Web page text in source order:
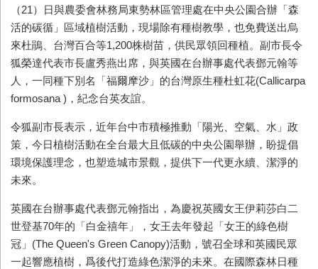
（21）日與農委會林務局東勢林區管理處在中央公園合辦「森
活的碳循」區域植樹活動，現場除有種樹教學，也免費送出烏
來杜鵑、台灣百合等1,200株樹苗，供民眾領回種植。副市長令
狐榮達代表市長盧秀燕出席，與英國在台辦事處代表鄧元翰等
人，一同種下別名「福爾摩沙」的台灣原生種杜虹花(Callicarpa
formosana )，紀念台英友誼。
令狐副市長表示，近年台中市積極推動「陽光、空氣、水」政
策，今日植樹活動在全台最大且低碳的中央公園舉辦，盼提倡
環境保護理念，也塑造城市景觀，提供下一代更永續、潔淨的
未來。
英國在台辦事處代表鄧元翰指出，為慶祝英國女王伊莉莎白二
世登基70年的「白金禧年」，女王去年發起「女王的綠色樹
冠」(The Queen's Green Canopy)活動，號召全球和英國民眾
一起響應植樹，爲後代打造綠色潔淨的未來。在國際森林日種